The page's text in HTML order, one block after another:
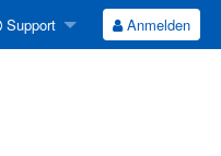
Support Anmelden